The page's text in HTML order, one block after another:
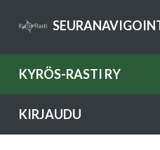
KYRÖS-RASTI RY
KIRJAUDU